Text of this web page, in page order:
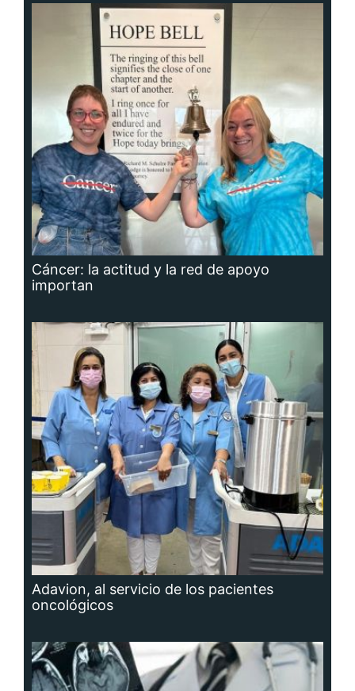
Cáncer: la actitud y la red de apoyo
importan
Adavion, al servicio de los pacientes
oncológicos